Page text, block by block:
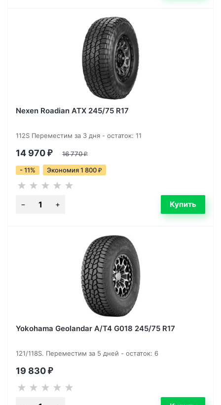
Nexen Roadian ATX 245/75 R17
112S Переместим за 3 дня - остаток: 11
14 970 ₽ 16 770₽
- 11% Экономия 1 800 ₽
Yokohama Geolandar A/T4 G018 245/75 R17
121/118S. Переместим за 5 дней - остаток: 6
19 830 ₽